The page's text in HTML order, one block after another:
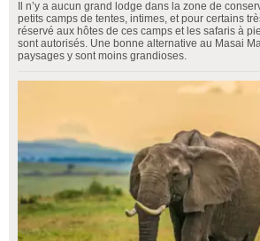
Il n’y a aucun grand lodge dans la zone de
petits camps de tentes, intimes, et pour certains
réservé aux hôtes de ces camps et les safaris à
sont autorisés. Une bonne alternative au Masai
paysages y sont moins grandioses.